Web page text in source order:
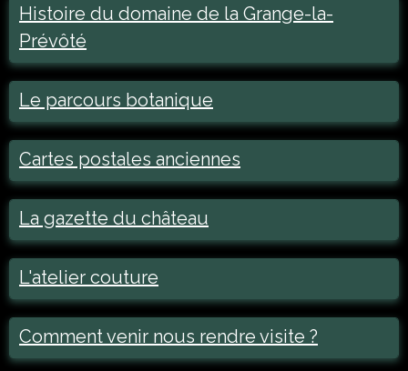
Histoire du domaine de la Grange-la-
Prévôté
Le parcours botanique
Cartes postales anciennes
La gazette du château
L'atelier couture
Comment venir nous rendre visite ?